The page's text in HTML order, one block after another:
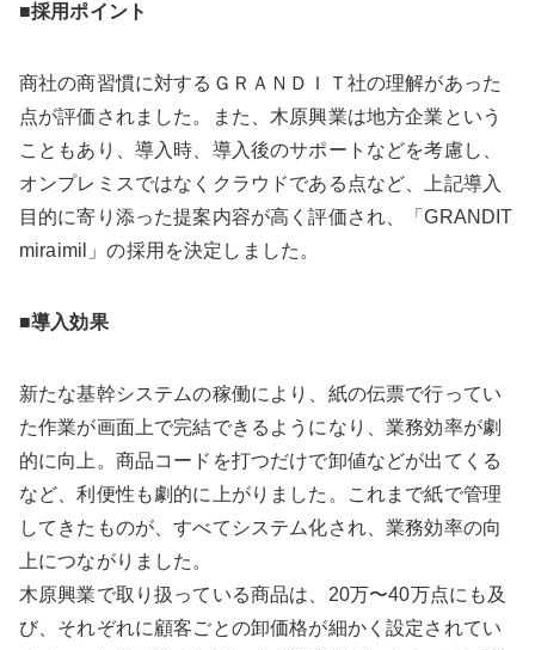
■採用ポイント
商社の商習慣に対するＧＲＡＮＤＩＴ社の理解があった
点が評価されました。また、木原興業は地方企業という
こともあり、導入時、導入後のサポートなどを考慮し、
オンプレミスではなくクラウドである点など、上記導入
目的に寄り添った提案内容が高く評価され、「GRANDIT
miraimil」の採用を決定しました。
■導入効果
新たな基幹システムの稼働により、紙の伝票で行ってい
た作業が画面上で完結できるようになり、業務効率が劇
的に向上。商品コードを打つだけで卸値などが出てくる
など、利便性も劇的に上がりました。これまで紙で管理
してきたものが、すべてシステム化され、業務効率の向
上につながりました。
木原興業で取り扱っている商品は、20万〜40万点にも及
び、それぞれに顧客ごとの卸価格が細かく設定されてい